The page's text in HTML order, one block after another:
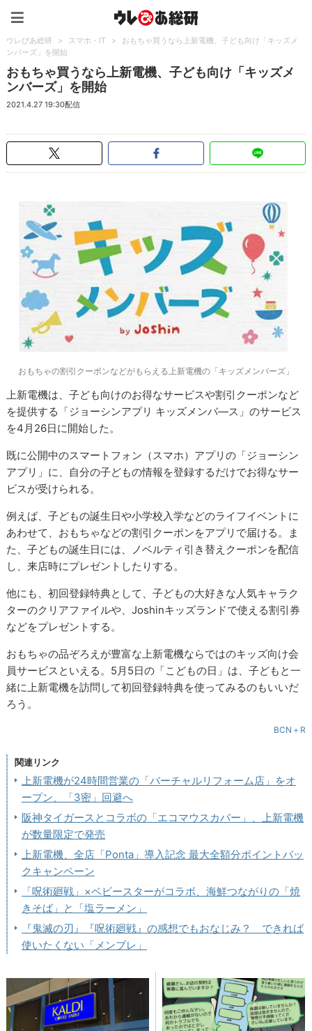
ウレぴあ総研 > スマホ・IT >
おもちゃ買うなら上新電機、子ども向け「キッズメ
ンバーズ」を開始
おもちゃ買うなら上新電機、子ども向け「キッズメ
ンバーズ」を開始
2021.4.27 19:30配信
おもちゃの割引クーポンなどがもらえる上新電機の「キッズメンバーズ」
上新電機は、子ども向けのお得なサービスや割引クーポンなど
を提供する「ジョーシンアプリ キッズメンバ―ス」のサービス
を4月26日に開始した。
既に公開中のスマートフォン（スマホ）アプリの「ジョーシン
アプリ」に、自分の子どもの情報を登録するだけでお得なサー
ビスが受けられる。
例えば、子どもの誕生日や小学校入学などのライフイベントに
あわせて、おもちゃなどの割引クーポンをアプリで届ける。ま
た、子どもの誕生日には、ノベルティ引き替えクーポンを配信
し、来店時にプレゼントしたりする。
他にも、初回登録特典として、子どもの大好きな人気キャラク
ターのクリアファイルや、Joshinキッズランドで使える割引券
などをプレゼントする。
おもちゃの品ぞろえが豊富な上新電機ならではのキッズ向け会
員サービスといえる。5月5日の「こどもの日」は、子どもと一
緒に上新電機を訪問して初回登録特典を使ってみるのもいいだ
ろう。
BCN＋R
関連リンク
上新電機が24時間営業の「バーチャルリフォーム店」をオ
ープン、「3密」回避へ
阪神タイガースとコラボの「エコマウスカバー」、上新電機
が数量限定で発売
上新電機、全店「Ponta」導入記念 最大全額分ポイントバッ
クキャンペーン
「呪術廻戦」×ベビースターがコラボ、海鮮つながりの「焼
きそば」と「塩ラーメン」
『鬼滅の刃』『呪術廻戦』の感想でもおなじみ？ できれば
使いたくない「メンブレ」